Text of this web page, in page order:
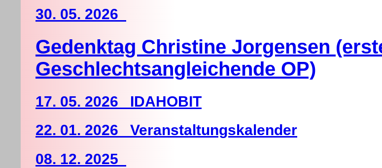
30. 05. 2026
Gedenktag Christine Jorgensen
Geschlechtsangleichende OP)
17. 05. 2026 IDAHOBIT
22. 01. 2026 Veranstaltungskalender
08. 12. 2025